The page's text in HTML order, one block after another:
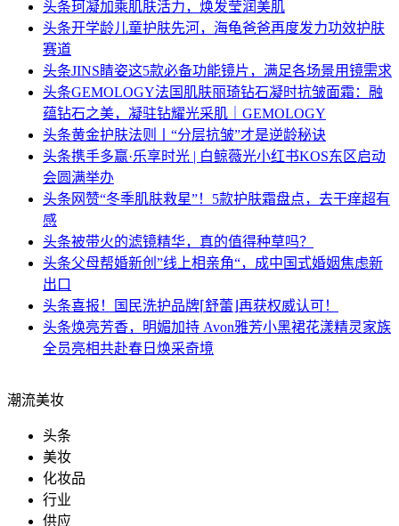
头条珂凝加乘肌肤活力，焕发莹润美肌
头条开学龄儿童护肤先河，海龟爸爸再度发力功效护肤
赛道
头条JINS睛姿这5款必备功能镜片，满足各场景用镜需求
头条GEMOLOGY法国肌肤丽琦钻石凝时抗皱面霜：融
蕴钻石之美，凝驻钻耀光采肌｜GEMOLOGY
头条黄金护肤法则丨“分层抗皱”才是逆龄秘诀
头条携手多赢·乐享时光 | 白鲸薇光小红书KOS东区启动
会圆满举办
头条 网赞“冬季肌肤救星”！5款护肤霜盘点，去干痒超有
感
头条被带火的滤镜精华，真的值得种草吗？
头条父母帮婚新创”线上相亲角“，成中国式婚姻焦虑新
出口
头条喜报！国民洗护品牌⌈舒蕾⌋再获权威认可！
头条焕亮芳香，明媚加持 Avon雅芳小黑裙花漾精灵家族
全员亮相共赴春日焕采奇境
潮流美妆
头条
美妆
化妆品
行业
供应